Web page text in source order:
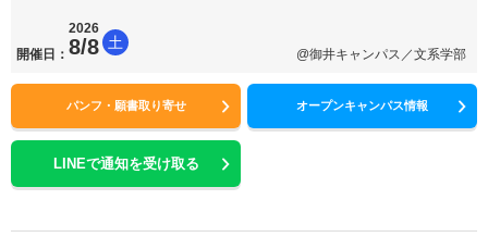
開催日：
2026
8/8 土
@御井キャンパス／文系学部
パンフ・願書取り寄せ オープンキャンパス情報
LINEで通知を受け取る